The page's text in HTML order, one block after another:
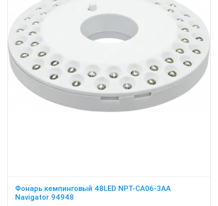
Фонарь кемпинговый 48LED NPT-CA06-3AA
Navigator 94948